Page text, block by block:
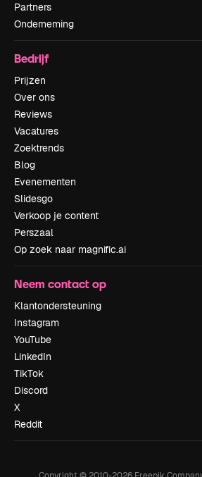
Partners
Onderneming
Bedrijf
Prijzen
Over ons
Reviews
Vacatures
Zoektrends
Blog
Evenementen
Slidesgo
Verkoop je content
Perszaal
Op zoek naar magnific.ai
Neem contact op
Klantondersteuning
Instagram
YouTube
LinkedIn
TikTok
Discord
X
Reddit